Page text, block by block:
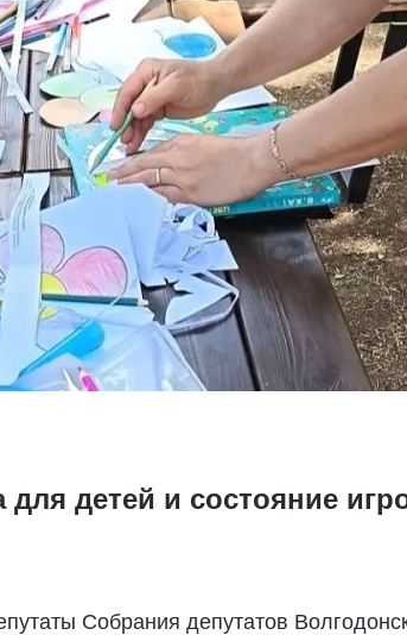
детей и состояние
Собрания депутатов